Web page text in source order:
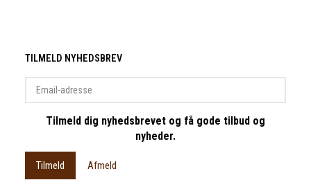
TILMELD NYHEDSBREV
adresse
Tilmeld dig nyhedsbrevet og få gode tilbud og
nyheder.
Tilmeld Afmeld